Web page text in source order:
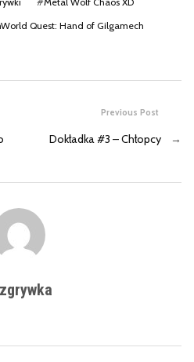
Quest: Hand of Gilgamech
Previous Post
Dokładka #3 – Chłopcy →